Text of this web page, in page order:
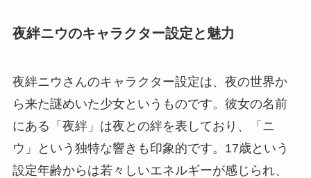
夜絆ニウのキャラクター設定と魅力
夜絆ニウさんのキャラクター設定は、夜の世界か
ら来た謎めいた少女というものです。彼女の名前
にある「夜絆」は夜との絆を表しており、「ニ
ウ」という独特な響きも印象的です。17歳という
設定年齢からは若々しいエネルギーが感じられ、